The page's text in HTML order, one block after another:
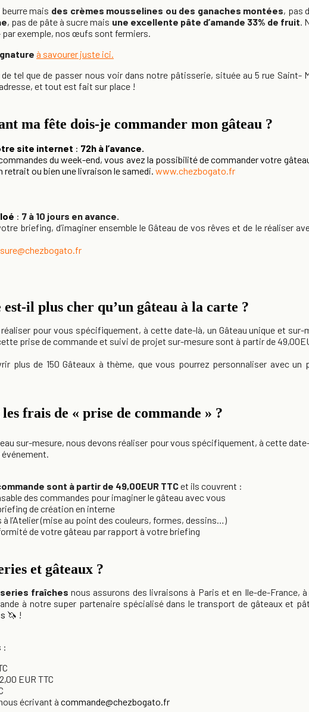
mais des crèmes mousselines ou des ganaches montées, pas
, pas de pâte à sucre mais une excellente pâte d’amande 33% de fruit.
exemple, nos œufs sont fermiers.
à savourer juste ici.
tel que de passer nous voir dans notre pâtisserie, située au 5 rue Saint-
et tout est fait sur place !
ma fête dois-je commander mon gâteau ?
site internet : 72h à l’avance.
du week-end, vous avez la possibilité de commander votre
retrait ou bien une livraison le samedi. www.chezbogato.fr
: 7 à 10 jours en avance.
briefing, d’imaginer ensemble le Gâteau de vos rêves et de le réaliser
il plus cher qu’un gâteau à la carte ?
pour vous spécifiquement, à cette date-là, un Gâteau unique et sur-
prise de commande et suivi de projet sur-mesure sont à partir de
plus de 150 Gâteaux à thème, que vous pourrez personnaliser avec
frais de « prise de commande » ?
sur-mesure, nous devons réaliser pour vous spécifiquement, à cette
sont à partir de 49,00EUR TTCet ils couvrent :
des commandes pour imaginer le gâteau avec vous
de création en interne
l’Atelier (mise au point des couleurs, formes, dessins…)
de votre gâteau par rapport à votre briefing
et gâteaux ?
fraîches nous assurons des livraisons à Paris et en Ile-de-France,
à notre super partenaire spécialisé dans le transport de gâteaux et
🦄 !
:
EUR TTC
écrivant à commande@chezbogato.fr